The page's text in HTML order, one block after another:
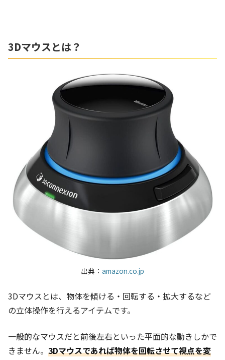
3Dマウスとは？
出典： amazon.co.jp
3Dマウスとは、物体を傾ける・回転する・拡大するなど
の立体操作を行えるアイテムです。
一般的なマウスだと前後左右といった平面的な動きしかで
きません。 3Dマウスであれば物体を回転させて視点を変